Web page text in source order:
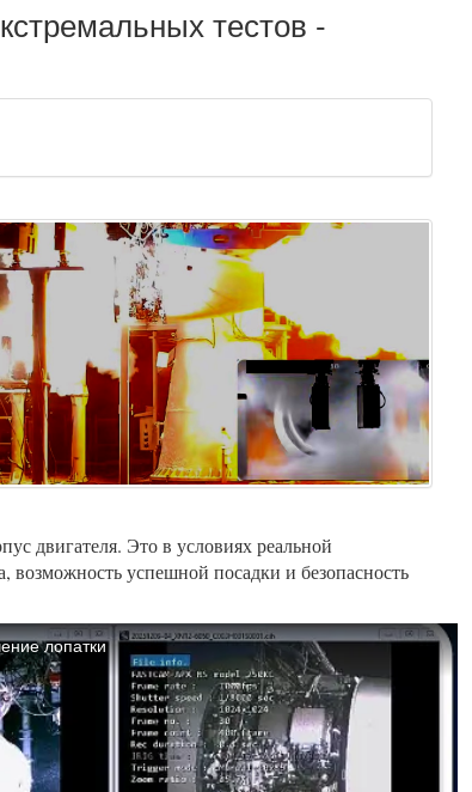
тестов -
двигателя. Это в условиях реальной
возможность успешной посадки и безопасность